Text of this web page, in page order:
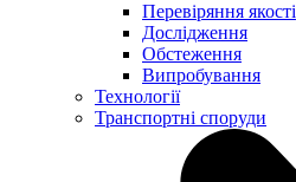
Перевіряння якості
Дослідження
Обстеження
Випробування
Технології
Транспортні споруди